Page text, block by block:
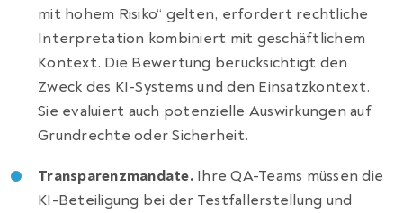
mit hohem Risiko“ gelten, erfordert rechtliche
Interpretation kombiniert mit geschäftlichem
Kontext. Die Bewertung berücksichtigt den
Zweck des KI-Systems und den Einsatzkontext.
Sie evaluiert auch potenzielle Auswirkungen auf
Grundrechte oder Sicherheit.
Transparenzmandate.Ihre QA-Teams müssen die
KI-Beteiligung bei der Testfallerstellung und